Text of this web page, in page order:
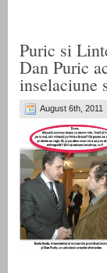
Puric si
Dan Puric
inselaciune
August 6th, 2011